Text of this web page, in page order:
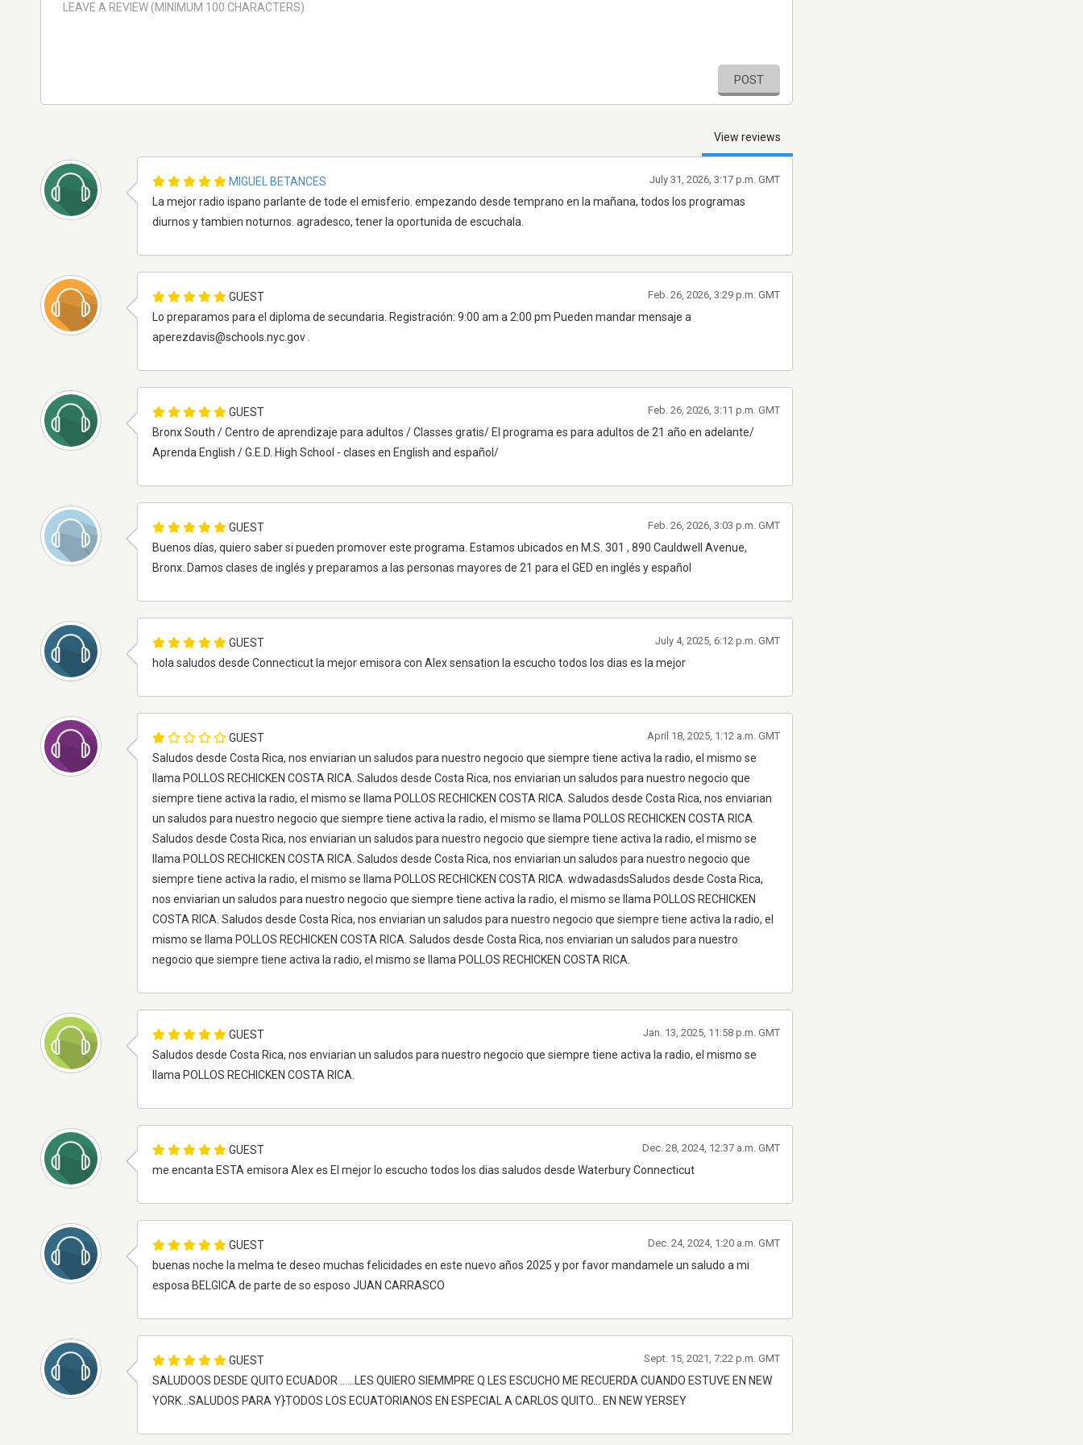
POST
View reviews
MIGUEL BETANCES
La mejor radio ispano parlante de tode el emisferio. empezando desde temprano en la mañana, todos los programas
diurnos y tambien noturnos. agradesco, tener la oportunida de escuchala.
July 31, 2026, 3:17 p.m. GMT
GUEST
Lo preparamos para el diploma de secundaria. Registración: 9:00 am a 2:00 pm Pueden mandar mensaje a
aperezdavis@schools.nyc.gov .
Feb. 26, 2026, 3:29 p.m. GMT
GUEST
Bronx South / Centro de aprendizaje para adultos / Classes gratis/ El programa es para adultos de 21 año en adelante/
Aprenda English / G.E.D. High School - clases en English and español/
Feb. 26, 2026, 3:11 p.m. GMT
GUEST
Buenos días, quiero saber si pueden promover este programa. Estamos ubicados en M.S. 301 , 890 Cauldwell Avenue,
Bronx. Damos clases de inglés y preparamos a las personas mayores de 21 para el GED en inglés y español
Feb. 26, 2026, 3:03 p.m. GMT
GUEST
hola saludos desde Connecticut la mejor emisora con Alex sensation la escucho todos los dias es la mejor
July 4, 2025, 6:12 p.m. GMT
GUEST
Saludos desde Costa Rica, nos enviarian un saludos para nuestro negocio que siempre tiene activa la radio, el mismo se
llama POLLOS RECHICKEN COSTA RICA. Saludos desde Costa Rica, nos enviarian un saludos para nuestro negocio que
siempre tiene activa la radio, el mismo se llama POLLOS RECHICKEN COSTA RICA. Saludos desde Costa Rica, nos enviarian
un saludos para nuestro negocio que siempre tiene activa la radio, el mismo se llama POLLOS RECHICKEN COSTA RICA.
Saludos desde Costa Rica, nos enviarian un saludos para nuestro negocio que siempre tiene activa la radio, el mismo se
llama POLLOS RECHICKEN COSTA RICA. Saludos desde Costa Rica, nos enviarian un saludos para nuestro negocio que
siempre tiene activa la radio, el mismo se llama POLLOS RECHICKEN COSTA RICA. wdwadasdsSaludos desde Costa Rica,
nos enviarian un saludos para nuestro negocio que siempre tiene activa la radio, el mismo se llama POLLOS RECHICKEN
COSTA RICA. Saludos desde Costa Rica, nos enviarian un saludos para nuestro negocio que siempre tiene activa la radio, el
mismo se llama POLLOS RECHICKEN COSTA RICA. Saludos desde Costa Rica, nos enviarian un saludos para nuestro
negocio que siempre tiene activa la radio, el mismo se llama POLLOS RECHICKEN COSTA RICA.
April 18, 2025, 1:12 a.m. GMT
GUEST
Saludos desde Costa Rica, nos enviarian un saludos para nuestro negocio que siempre tiene activa la radio, el mismo se
llama POLLOS RECHICKEN COSTA RICA.
Jan. 13, 2025, 11:58 p.m. GMT
GUEST
me encanta ESTA emisora Alex es El mejor lo escucho todos los dias saludos desde Waterbury Connecticut
Dec. 28, 2024, 12:37 a.m. GMT
GUEST
buenas noche la melma te deseo muchas felicidades en este nuevo años 2025 y por favor mandamele un saludo a mi
esposa BELGICA de parte de so esposo JUAN CARRASCO
Dec. 24, 2024, 1:20 a.m. GMT
GUEST
SALUDOOS DESDE QUITO ECUADOR ......LES QUIERO SIEMMPRE Q LES ESCUCHO ME RECUERDA CUANDO ESTUVE EN NEW
YORK...SALUDOS PARA Y}TODOS LOS ECUATORIANOS EN ESPECIAL A CARLOS QUITO... EN NEW YERSEY
Sept. 15, 2021, 7:22 p.m. GMT